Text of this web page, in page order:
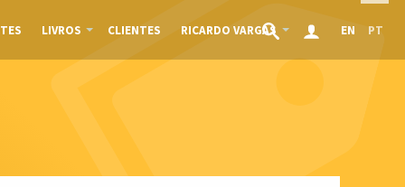
LIVROS CLIENTES RICARDO VARGAS EN PT